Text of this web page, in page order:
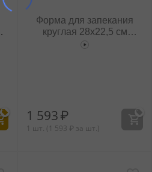
Форма для запекания
круглая 28x22,5 см
WL‑661543/A
1 593₽
1 шт. ( 1 593 ₽ за шт.)